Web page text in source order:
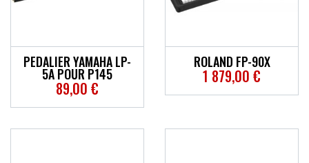
PEDALIER YAMAHA LP-
5A POUR P145
89,00 €
ROLAND FP-90X
1 879,00 €
ACCESSOIRES
EFFETS
AUTRES INSTRUMENTS
PROMOTIONS